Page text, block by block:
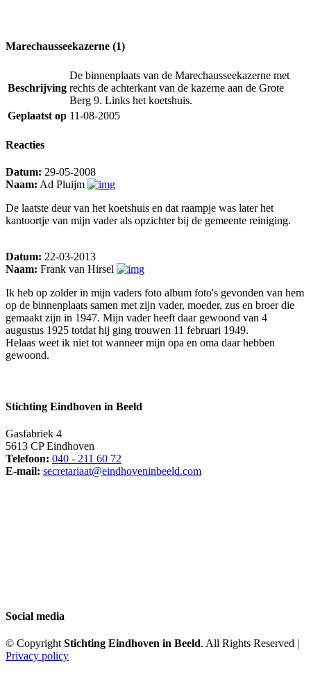
Marechausseekazerne (1)
Beschrijving
De binnenplaats van de Marechausseekazerne met
rechts de achterkant van de kazerne aan de Grote
Berg 9. Links het koetshuis.
Geplaatst op 11-08-2005
Reacties
Datum: 29-05-2008
Naam: Ad Pluijm
De laatste deur van het koetshuis en dat raampje was later het
kantoortje van mijn vader als opzichter bij de gemeente reiniging.
Datum: 22-03-2013
Naam: Frank van Hirsel
Ik heb op zolder in mijn vaders foto album foto's gevonden van hem
op de binnenplaats samen met zijn vader, moeder, zus en broer die
gemaakt zijn in 1947. Mijn vader heeft daar gewoond van 4
augustus 1925 totdat hij ging trouwen 11 februari 1949.
Helaas weet ik niet tot wanneer mijn opa en oma daar hebben
gewoond.
Stichting Eindhoven in Beeld
Gasfabriek 4
5613 CP Eindhoven
Telefoon: 040 - 211 60 72
E-mail: secretariaat@eindhoveninbeeld.com
Social media
© CopyrightStichting Eindhoven in Beeld. All Rights Reserved |
Privacy policy